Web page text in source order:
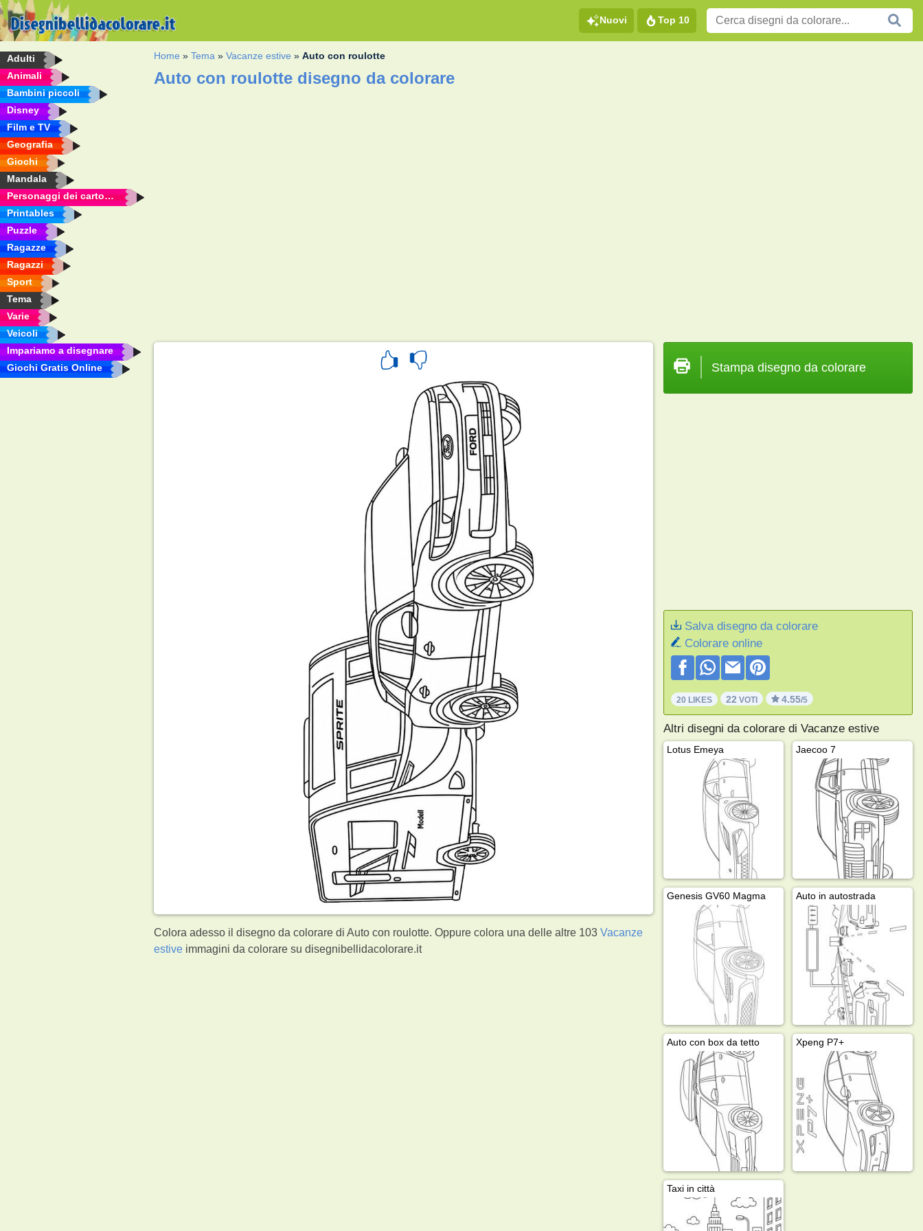
Nuovi Top 10
Adulti
Animali
Bambini piccoli
Disney
Film e TV
Geografia
Giochi
Mandala
Personaggi dei cartoni animati
Printables
Puzzle
Ragazze
Ragazzi
Sport
Tema
Varie
Veicoli
Impariamo a disegnare
Giochi Gratis Online
Home »Tema »Vacanze estive »Auto con roulotte
Auto con roulotte disegno da colorare
Colora adesso il disegno da colorare di Auto con roulotte. Oppure colora una delle altre 103Vacanze
estive immagini da colorare su disegnibellidacolorare.it
Stampa disegno da colorare
Salva disegno da colorare
Colorare online
20 LIKES 22 VOTI 4.55/5
Altri disegni da colorare di Vacanze estive
Lotus Emeya Jaecoo 7
Genesis GV60 Magma Auto in autostrada
Auto con box da tetto Xpeng P7+
Taxi in città